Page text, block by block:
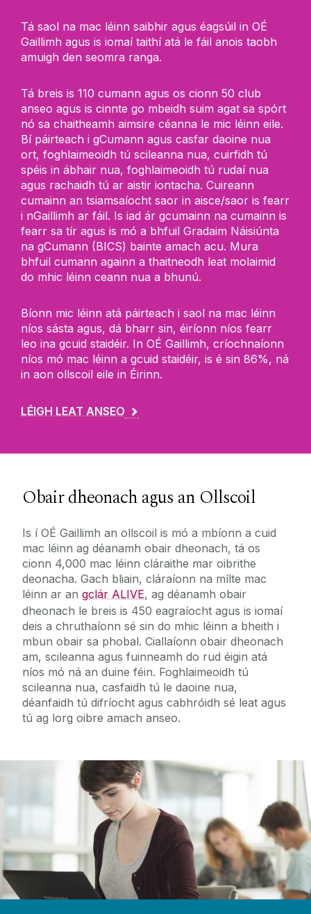
Tá saol na mac léinn saibhir agus éagsúil in OÉ
Gaillimh agus is iomaí taithí atá le fáil anois taobh
amuigh den seomra ranga.
Tá breis is 110 cumann agus os cionn 50 club
anseo agus is cinnte go mbeidh suim agat sa spórt
nó sa chaitheamh aimsire céanna le mic léinn eile.
Bí páirteach i gCumann agus casfar daoine nua
ort, foghlaimeoidh tú scileanna nua, cuirfidh tú
spéis in ábhair nua, foghlaimeoidh tú rudaí nua
agus rachaidh tú ar aistir iontacha. Cuireann
cumainn an tsiamsaíocht saor in aisce/saor is fearr
i nGaillimh ar fáil. Is iad ár gcumainn na cumainn is
fearr sa tír agus is mó a bhfuil Gradaim Náisiúnta
na gCumann (BICS) bainte amach acu. Mura
bhfuil cumann againn a thaitneodh leat molaimid
do mhic léinn ceann nua a bhunú.
Bíonn mic léinn atá páirteach i saol na mac léinn
níos sásta agus, dá bharr sin, éiríonn níos fearr
leo ina gcuid staidéir. In OÉ Gaillimh, críochnaíonn
níos mó mac léinn a gcuid staidéir, is é sin 86%, ná
in aon ollscoil eile in Éirinn.
LÉIGH LEAT ANSEO
Obair dheonach agus an Ollscoil
Is í OÉ Gaillimh an ollscoil is mó a mbíonn a cuid
mac léinn ag déanamh obair dheonach, tá os
cionn 4,000 mac léinn cláraithe mar oibrithe
deonacha. Gach bliain, cláraíonn na mílte mac
léinn ar an gclár ALIVE, ag déanamh obair
dheonach le breis is 450 eagraíocht agus is iomaí
deis a chruthaíonn sé sin do mhic léinn a bheith i
mbun obair sa phobal. Ciallaíonn obair dheonach
am, scileanna agus fuinneamh do rud éigin atá
níos mó ná an duine féin. Foghlaimeoidh tú
scileanna nua, casfaidh tú le daoine nua,
déanfaidh tú difríocht agus cabhróidh sé leat agus
tú ag lorg oibre amach anseo.